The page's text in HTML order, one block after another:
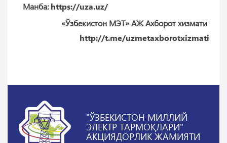
Манба:https://uza.uz/
«Ўзбекистон МЭТ» АЖ Ахборот хизмати
http://t.me/uzmetaxborotxizmati
"ЎЗБЕКИСТОН МИЛЛИЙ
ЭЛЕКТР ТАРМОҚЛАРИ"
АКЦИЯДОРЛИК ЖАМИЯТИ